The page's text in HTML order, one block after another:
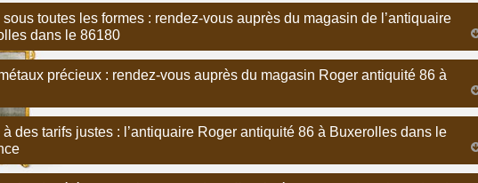
toutes les formes : rendez-vous auprès du magasin de l’antiquaire
dans le 86180
précieux : rendez-vous auprès du magasin Roger antiquité 86 à
des tarifs justes : l’antiquaire Roger antiquité 86 à Buxerolles dans le